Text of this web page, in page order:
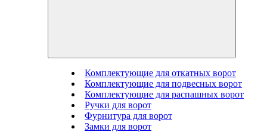
Комплектующие для откатных ворот
Комплектующие для подвесных ворот
Комплектующие для распашных ворот
Ручки для ворот
Фурнитура для ворот
Замки для ворот